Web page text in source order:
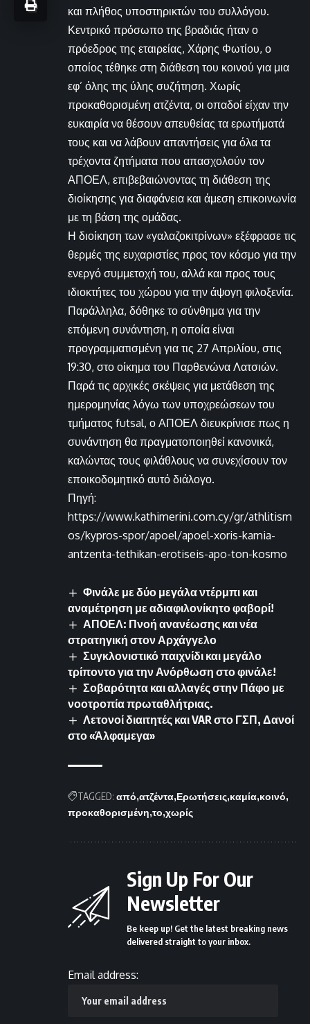
και πλήθος υποστηρικτών του συλλόγου.
Κεντρικό πρόσωπο της βραδιάς ήταν ο
πρόεδρος της εταιρείας, Χάρης Φωτίου, ο
οποίος τέθηκε στη διάθεση του κοινού για μια
εφ’ όλης της ύλης συζήτηση. Χωρίς
προκαθορισμένη ατζέντα, οι οπαδοί είχαν την
ευκαιρία να θέσουν απευθείας τα ερωτήματά
τους και να λάβουν απαντήσεις για όλα τα
τρέχοντα ζητήματα που απασχολούν τον
ΑΠΟΕΛ, επιβεβαιώνοντας τη διάθεση της
διοίκησης για διαφάνεια και άμεση επικοινωνία
με τη βάση της ομάδας.
Η διοίκηση των «γαλαζοκιτρίνων» εξέφρασε τις
θερμές της ευχαριστίες προς τον κόσμο για την
ενεργό συμμετοχή του, αλλά και προς τους
ιδιοκτήτες του χώρου για την άψογη φιλοξενία.
Παράλληλα, δόθηκε το σύνθημα για την
επόμενη συνάντηση, η οποία είναι
προγραμματισμένη για τις 27 Απριλίου, στις
19:30, στο οίκημα του Παρθενώνα Λατσιών.
Παρά τις αρχικές σκέψεις για μετάθεση της
ημερομηνίας λόγω των υποχρεώσεων του
τμήματος futsal, ο ΑΠΟΕΛ διευκρίνισε πως η
συνάντηση θα πραγματοποιηθεί κανονικά,
καλώντας τους φιλάθλους να συνεχίσουν τον
εποικοδομητικό αυτό διάλογο.
Πηγή:
https://www.kathimerini.com.cy/gr/athlitism
os/kypros-spor/apoel/apoel-xoris-kamia-
antzenta-tethikan-erotiseis-apo-ton-kosmo
Φινάλε με δύο μεγάλα ντέρμπι και
αναμέτρηση με αδιαφιλονίκητο φαβορί!
ΑΠΟΕΛ: Πνοή ανανέωσης και νέα
στρατηγική στον Αρχάγγελο
Συγκλονιστικό παιχνίδι και μεγάλο
τρίποντο για την Ανόρθωση στο φινάλε!
Σοβαρότητα και αλλαγές στην Πάφο με
νοοτροπία πρωταθλήτριας.
Λετονοί διαιτητές και VAR στο ΓΣΠ, Δανοί
στο «Άλφαμεγα»
TAGGED: από ατζέντα Ερωτήσεις καμία κοινό
προκαθορισμένη το χωρίς
Sign Up For Our
Newsletter
Be keep up! Get the latest breaking news
delivered straight to your inbox.
Email address: